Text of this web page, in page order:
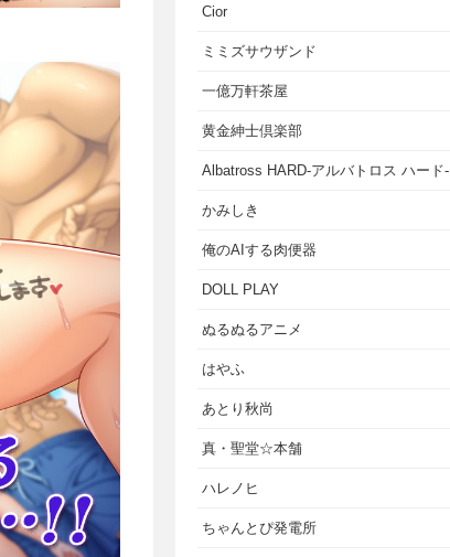
Cior
ミミズサウザンド
一億万軒茶屋
黄金紳士倶楽部
Albatross HARD‐アルバトロス ハード‐
かみしき
俺のAIする肉便器
DOLL PLAY
ぬるぬるアニメ
はやふ
あとり秋尚
真・聖堂☆本舗
ハレノヒ
ちゃんとぴ発電所